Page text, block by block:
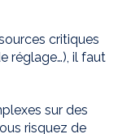
critiques
réglage…), il faut
sur des
risquez de